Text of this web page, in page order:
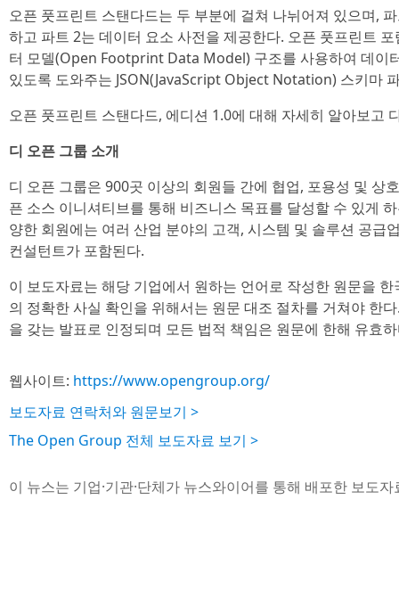
오픈 풋프린트 스탠다드는 두 부분에 걸쳐 나뉘어져 있으며,
하고 파트 2는 데이터 요소 사전을 제공한다. 오픈 풋프린트
터 모델(Open Footprint Data Model) 구조를 사용하여 데이
있도록 도와주는 JSON(JavaScript Object Notation) 스키마
오픈 풋프린트 스탠다드, 에디션 1.0에 대해 자세히 알아보고
디 오픈 그룹 소개
디 오픈 그룹은 900곳 이상의 회원들 간에 협업, 포용성 및 상
픈 소스 이니셔티브를 통해 비즈니스 목표를 달성할 수 있게
양한 회원에는 여러 산업 분야의 고객, 시스템 및 솔루션 공급
컨설턴트가 포함된다.
이 보도자료는 해당 기업에서 원하는 언어로 작성한 원문을
의 정확한 사실 확인을 위해서는 원문 대조 절차를 거쳐야 한
을 갖는 발표로 인정되며 모든 법적 책임은 원문에 한해 유효
웹사이트: https://www.opengroup.org/
보도자료 연락처와 원문보기 >
The Open Group 전체 보도자료 보기 >
이 뉴스는 기업·기관·단체가 뉴스와이어를 통해 배포한 보도